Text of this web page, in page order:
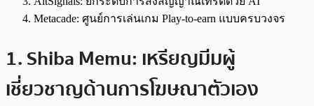
Metacade: ศูนย์การเล่นเกม Play-to-earn แบบครบวงจร
1. Shiba Memu: เหรียญมีมผู้
เชี่ยวชาญด้านการโฆษณาตัวเอง